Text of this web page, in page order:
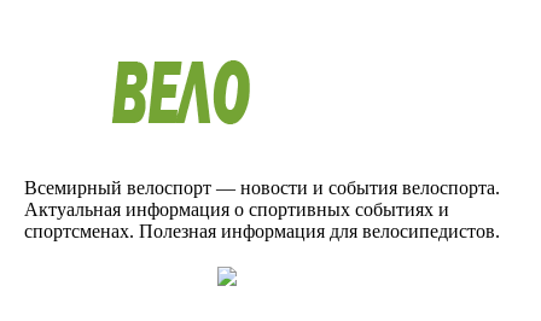
Всемирный велоспорт — новости и события велоспорта.
Актуальная информация о спортивных событиях и
спортсменах. Полезная информация для велосипедистов.